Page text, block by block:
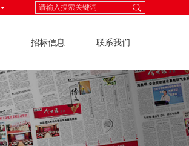
招标信息 联系我们